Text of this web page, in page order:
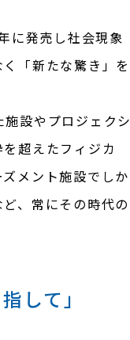
に発売し社会現象
「新たな驚き」を
設やプロジェクシ
超えたフィジカ
メント施設でしか
、常にその時代の
して」